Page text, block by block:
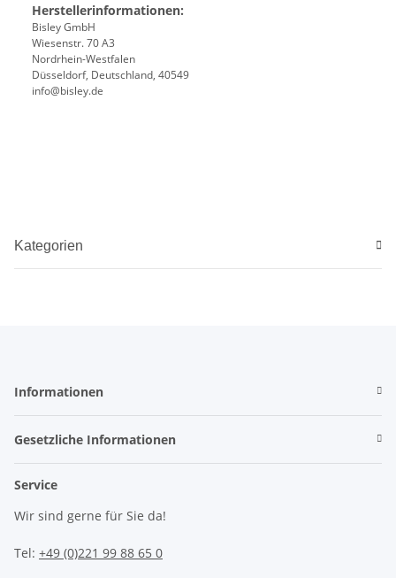
Herstellerinformationen:
Bisley GmbH
Wiesenstr. 70 A3
Nordrhein-Westfalen
Düsseldorf, Deutschland, 40549
info@bisley.de
Kategorien
Informationen
Gesetzliche Informationen
Service
Wir sind gerne für Sie da!
Tel: +49 (0)221 99 88 65 0